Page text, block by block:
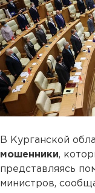
В Курганской
мошенники,
представляясь
министров,